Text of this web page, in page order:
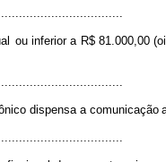
al ou inferior a R$ 81.000,00 (
dispensa a comunicação